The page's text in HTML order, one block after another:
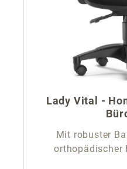
Lady Vital -
Mit robuster
orthopädischer